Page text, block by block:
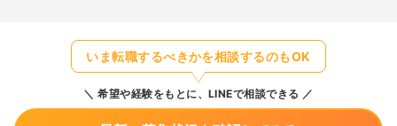
いま転職するべきかを相談するのもOK
希望や経験をもとに、LINEで相談できる